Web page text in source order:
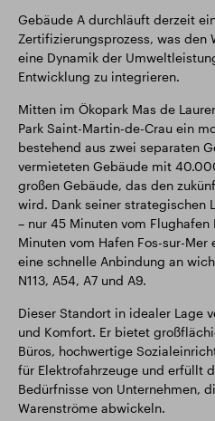
Gebäude A durchläuft derzeit
Zertifizierungsprozess, was den
eine Dynamik der
Entwicklung zu integrieren.
Mitten im Ökopark Mas de
Park Saint-Martin-de-Crau ein
bestehend aus zwei separaten
vermieteten Gebäude mit
großen Gebäude, das den
wird. Dank seiner strategischen
– nur 45 Minuten vom
Minuten vom Hafen Fos-sur-
eine schnelle Anbindung an
N113, A54, A7 und A9.
Dieser Standort in idealer Lage
und Komfort. Er bietet
Büros, hochwertige
für Elektrofahrzeuge und erfüllt
Bedürfnisse von Unternehmen,
Warenströme abwickeln.